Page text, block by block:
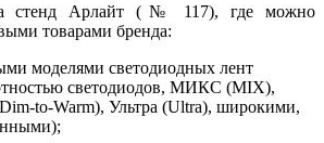
стенд Арлайт (№ 117), где можно
товарами бренда:
моделями светодиодных лент
светодиодов, МИКС (MIX),
to-Warm), Ультра (Ultra), широкими,